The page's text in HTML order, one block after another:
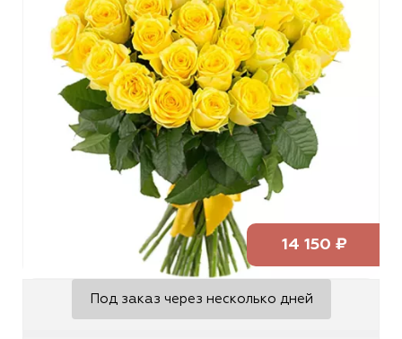
14 150 ₽
Под заказ через несколько дней